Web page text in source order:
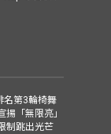
名第3輪椅舞
揚「無限亮」
制跳出光芒